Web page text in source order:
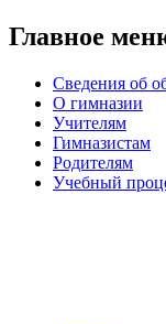
Главное
Сведения об
О гимназии
Учителям
Гимназистам
Родителям
Учебный